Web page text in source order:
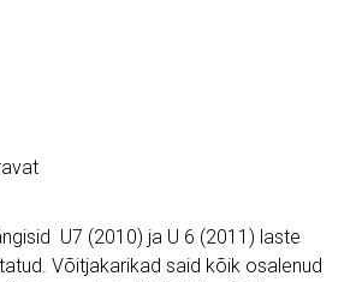
U7 (2010) ja U 6 (2011) laste
Võitjakarikad said kõik osalenud